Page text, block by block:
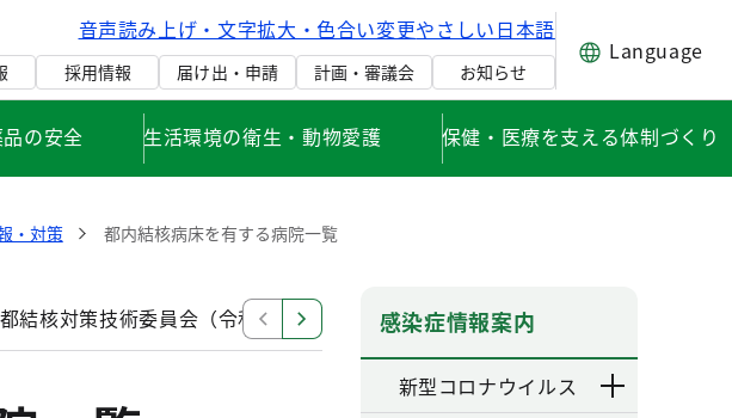
音声読み上げ・文字拡大・色合い変更やさしい日本語
採用情報 届け出・申請 計画・審議会 お知らせ
Language
の安全 生活環境の衛生・動物愛護 保健・医療を支える体制づくり
・対策 都内結核病床を有する病院一覧
結核対策技術委員会（令和4年度） 令和4年度関東甲信越地区結核予防技術
感染症情報案内
新型コロナウイルス